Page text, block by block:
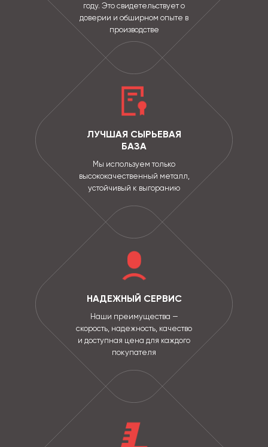
году. Это свидетельствует о
доверии и обширном опыте в
производстве
ЛУЧШАЯ СЫРЬЕВАЯ
БАЗА
Мы используем только
высококачественный металл,
устойчивый к выгоранию
НАДЕЖНЫЙ СЕРВИС
Наши преимущества —
скорость, надежность, качество
и доступная цена для каждого
покупателя